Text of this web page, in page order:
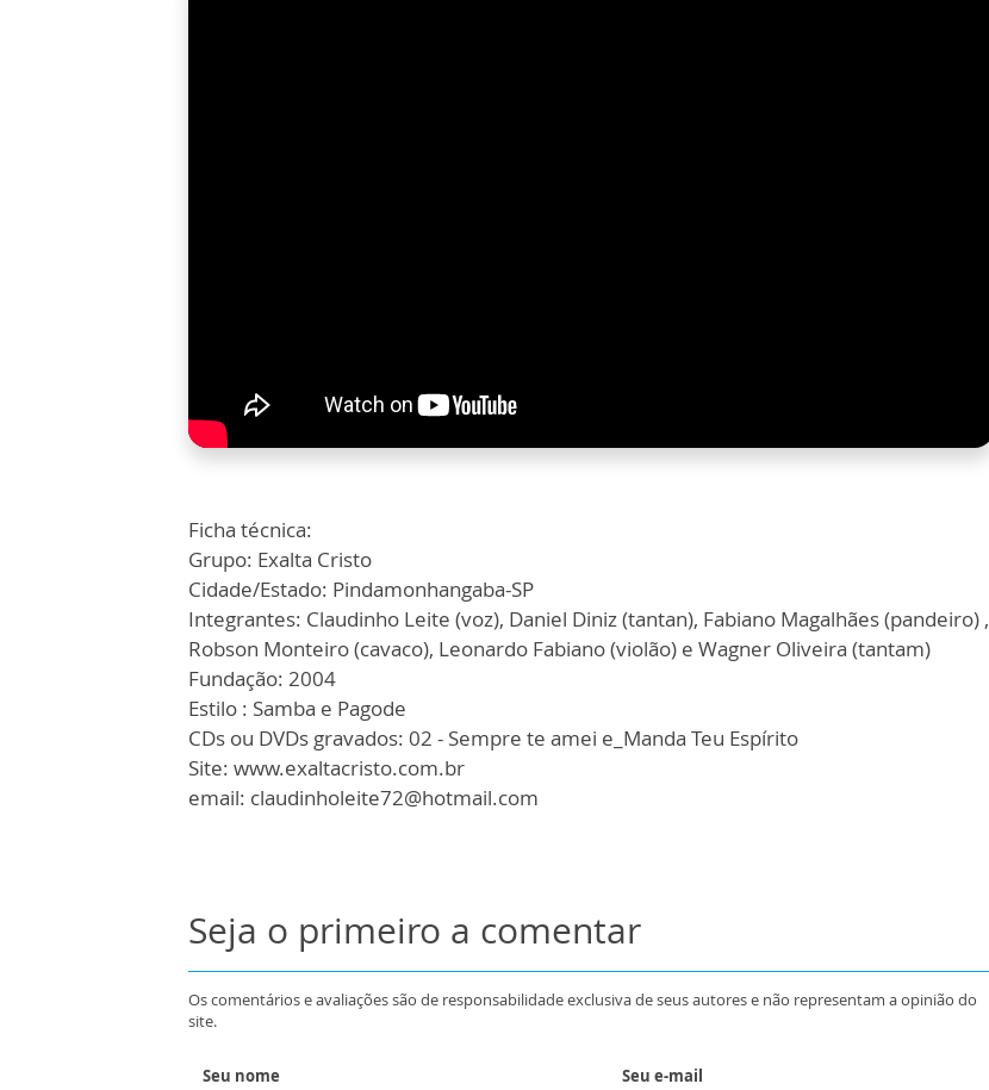
Ficha técnica:
Grupo: Exalta Cristo
Cidade/Estado: Pindamonhangaba-SP
Integrantes: Claudinho Leite (voz), Daniel Diniz (tantan), Fabiano Magalhães (pandeiro) ,
Robson Monteiro (cavaco), Leonardo Fabiano (violão) e Wagner Oliveira (tantam)
Fundação: 2004
Estilo : Samba e Pagode
CDs ou DVDs gravados: 02 - Sempre te amei e_Manda Teu Espírito
Site: www.exaltacristo.com.br
email: claudinholeite72@hotmail.com
Seja o primeiro a comentar
Os comentários e avaliações são de responsabilidade exclusiva de seus autores e não representam a opinião do
site.
Seu nome Seu e-mail